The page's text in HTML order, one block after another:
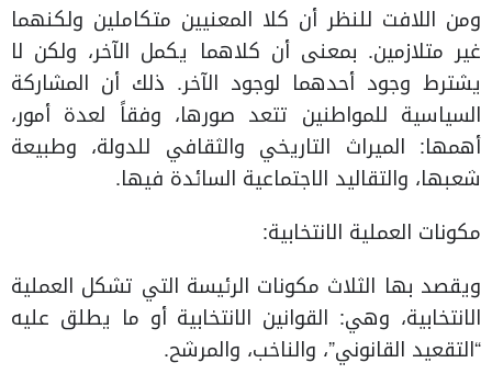
ومن اللافت للنظر أن كلا المعنيين متكاملين ولكنهما
غير متلازمين. بمعنى أن كلاهما يكمل الآخر، ولكن لا
يشترط وجود أحدهما لوجود الآخر. ذلك أن المشاركة
السياسية للمواطنين تتعد صورها، وفقاً لعدة أمور،
أهمها: الميراث التاريخي والثقافي للدولة، وطبيعة
شعبها، والتقاليد الاجتماعية السائدة فيها.
مكونات العملية الانتخابية:
ويقصد بها الثلاث مكونات الرئيسة التي تشكل العملية
الانتخابية، وهي: القوانين الانتخابية أو ما يطلق عليه
“التقعيد القانوني”، والناخب، والمرشح.